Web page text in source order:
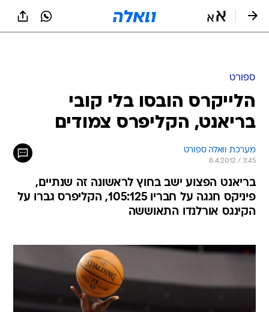
ספורט
הלייקרס הובסו בלי קובי
בריאנט, הקליפרס צמודים
מערכת וואלה ספורט
8.4.2012 / 3:45
בריאנט הפצוע ישב בחוץ לראשונה זה שנתיים,
פיניקס חגגה על חבריו 105:125, הקליפרס גברו על
הקינגס אורלנדו התאוששה